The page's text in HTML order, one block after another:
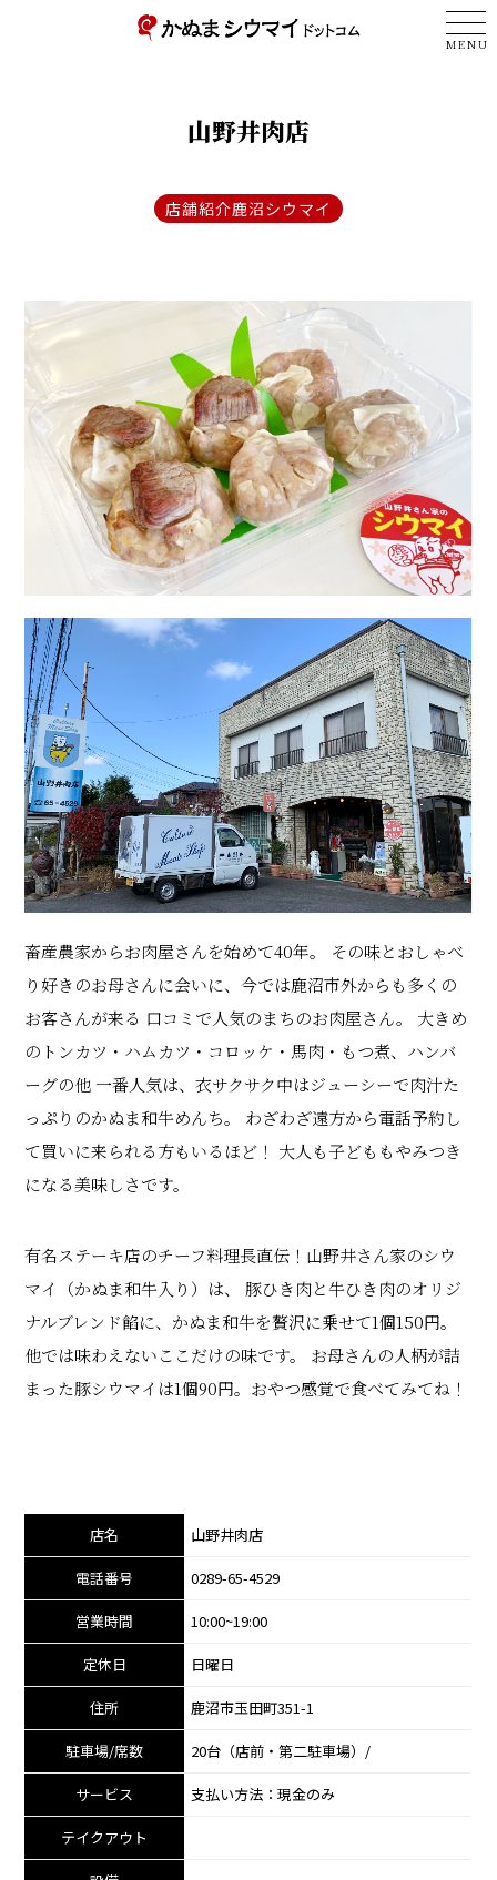
MENU
山野井肉店
店舗紹介鹿沼シウマイ
畜産農家からお肉屋さんを始めて40年。 その味とおしゃべ
り好きのお母さんに会いに、今では鹿沼市外からも多くの
お客さんが来る 口コミで人気のまちのお肉屋さん。 大きめ
のトンカツ・ハムカツ・コロッケ・馬肉・もつ煮、ハンバ
ーグの他 一番人気は、衣サクサク中はジューシーで肉汁た
っぷりのかぬま和牛めんち。 わざわざ遠方から電話予約し
て買いに来られる方もいるほど！ 大人も子どももやみつき
になる美味しさです。
有名ステーキ店のチーフ料理長直伝！山野井さん家のシウ
マイ（かぬま和牛入り）は、 豚ひき肉と牛ひき肉のオリジ
ナルブレンド餡に、かぬま和牛を贅沢に乗せて1個150円。
他では味わえないここだけの味です。 お母さんの人柄が詰
まった豚シウマイは1個90円。おやつ感覚で食べてみてね！
店名 山野井肉店
電話番号 0289-65-4529
営業時間 10:00~19:00
定休日 日曜日
住所 鹿沼市玉田町351-1
駐車場/席数 20台（店前・第二駐車場）/
サービス 支払い方法：現金のみ
テイクアウト